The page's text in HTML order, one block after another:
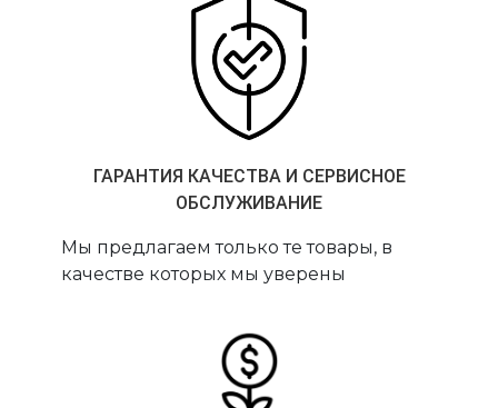
ГАРАНТИЯ КАЧЕСТВА И СЕРВИСНОЕ
ОБСЛУЖИВАНИЕ
Мы предлагаем только те товары, в
качестве которых мы уверены